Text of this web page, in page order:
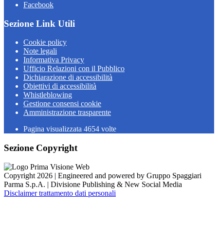
Facebook
Sezione Link Utili
Cookie policy
Note legali
Informativa Privacy
Ufficio Relazioni con il Pubblico
Dichiarazione di accessibilità
Obiettivi di accessibilità
Whistleblowing
Gestione consensi cookie
Amministrazione trasparente
Pagina visualizzata 4654 volte
Sezione Copyright
Copyright 2026 | Engineered and powered by Gruppo Spaggiari
Parma S.p.A. | Divisione Publishing & New Social Media
Disclaimer trattamento dati personali